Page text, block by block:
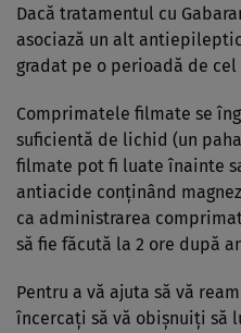
Dacă tratamentul cu
asociază un alt
gradat pe o perioadă de
Comprimatele filmate se
suficientă de lichid (un
filmate pot fi luate înainte
antiacide conţinând
ca administrarea
să fie făcută la 2 ore după
Pentru a vă ajuta să vă
încercaţi să vă obişnuiţi să